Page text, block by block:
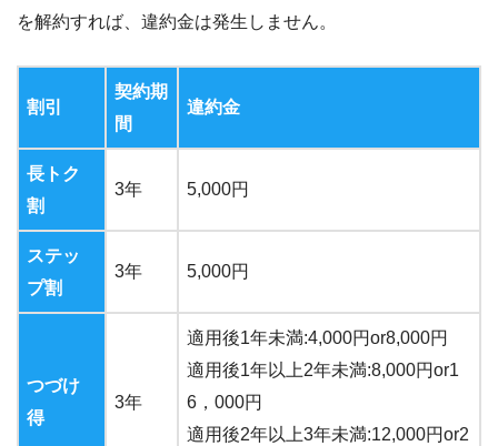
を解約すれば、違約金は発生しません。
割引
契約期
間
違約金
長トク
割
3年 5,000円
ステッ
プ割
3年 5,000円
つづけ
得
3年
適用後1年未満:4,000円or8,000円
適用後1年以上2年未満:8,000円or1
6 ， 000円
適用後2年以上3年未満:12,000円or2